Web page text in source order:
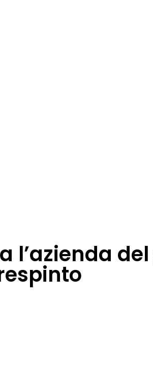
l’azienda